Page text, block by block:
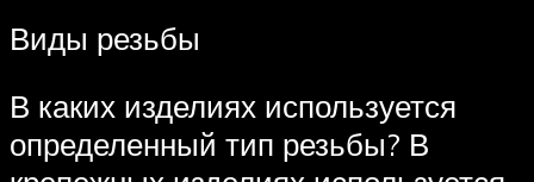
Виды резьбы
В каких изделиях используется
определенный тип резьбы? В